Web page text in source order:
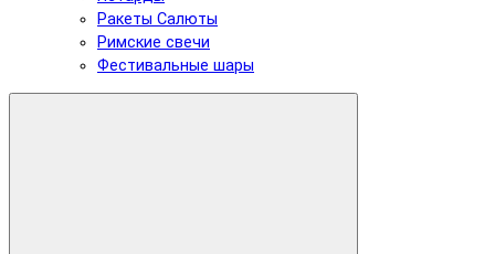
Ракеты Салюты
Римские свечи
Фестивальные шары